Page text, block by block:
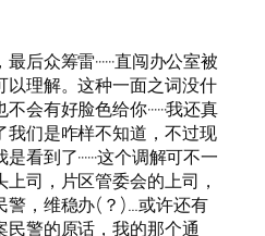
众筹雷······直闯办公室被
以理解。这种一面之词没什
有好脸色给你······我还真
我们是咋样不知道，不过现
到了······这个调解可不一
司，片区管委会的上司，
警，维稳办(？)…或许还有
警的原话，我的那个通